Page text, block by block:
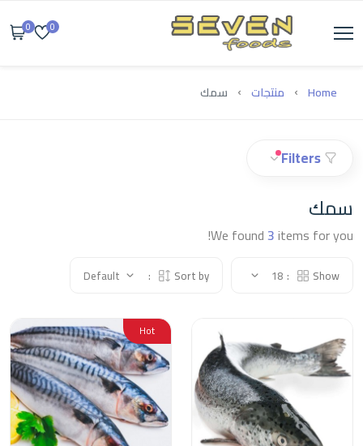
0
0
Home منتجات سمك
Filters
سمك
We found 3items for you!
Show:
18
Sort by:
Default
Hot